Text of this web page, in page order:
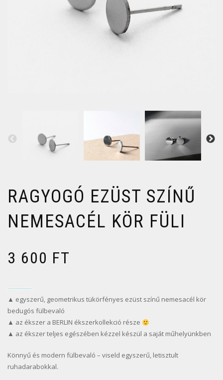
RAGYOGÓ EZÜST SZÍNŰ
NEMESACÉL KÖR FÜLI
3 600 FT
▲ egyszerű, geometrikus tükörfényes ezüst színű nemesacél kör
bedugós fülbevaló
▲ az ékszer a BERLIN ékszerkollekció része
▲ az ékszer teljes egészében kézzel készül a saját műhelyünkben
Könnyű és modern fülbevaló – viseld egyszerű, letisztult
ruhadarabokkal.